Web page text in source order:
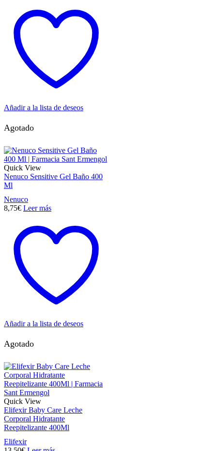
Añadir a la lista de deseos
Agotado
Quick View
Nenuco Sensitive Gel Baño 400
Ml
Nenuco
8,75€ Leer más
Añadir a la lista de deseos
Agotado
Quick View
Elifexir Baby Care Leche
Corporal Hidratante
Reepitelizante 400Ml
Elifexir